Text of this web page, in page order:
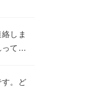
しま
て不
。ど